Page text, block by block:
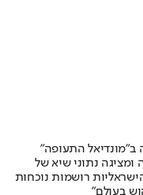
ב"מונדיאל התעופה"
נתוני שיא של
רושמות נוכחות
בעולם"